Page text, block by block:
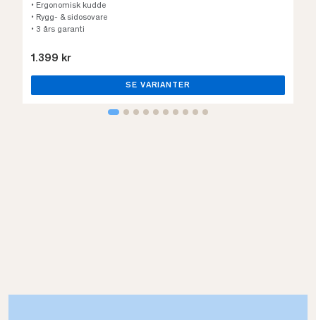
• Ergonomisk kudde
• Rygg- & sidosovare
• 3 års garanti
1.399 kr
SE VARIANTER